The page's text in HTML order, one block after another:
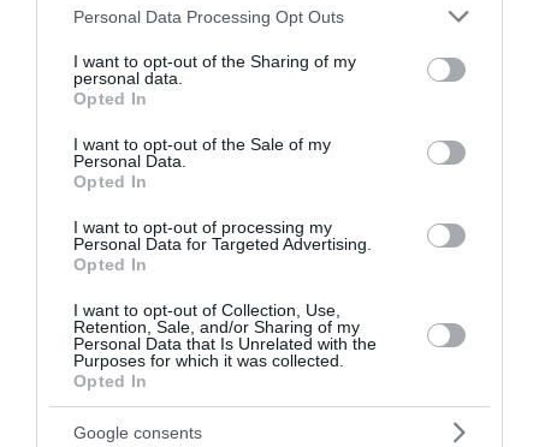
Please note that this website/app uses one or more Google
not limited to your visit or usage behaviour. You may click to
grant or deny consent to Google and its third-party tags to
use your data for below specified purposes in below Google
consent section.
Personal Data Processing Opt Outs
I want to opt-out of the Sharing of my
personal data.
Opted In
I want to opt-out of the Sale of my
Personal Data.
Opted In
I want to opt-out of processing my
Personal Data for Targeted Advertising.
Opted In
I want to opt-out of Collection, Use,
Retention, Sale, and/or Sharing of my
Personal Data that Is Unrelated with the
Purposes for which it was collected.
Opted In
Google consents
Μετώπη στον Σαρωνικό
Παγκόσμιο Πρωτάθλημα Κωπηλασίας: Αργυρό μετάλλιο
για Χιώτη και Αλεξίου
Πένθος για τον Μέσι - Πέθανε ο πατέρας του Χόρχε
εξαφανιστεί από την Κυψέλη ανήκει η σορός
ΟΛΕΣ ΟΙ ΕΙΔΗΣΕΙΣ →
διαβάστε ακόμη